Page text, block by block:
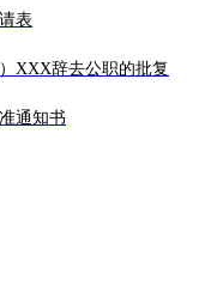
表
XXX辞去公职的批复
通知书